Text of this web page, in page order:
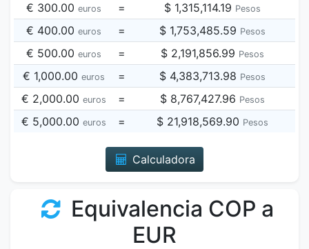
€ 300.00 euros = $ 1,315,114.19 Pesos
€ 400.00 euros = $ 1,753,485.59 Pesos
€ 500.00 euros = $ 2,191,856.99 Pesos
€ 1,000.00 euros = $ 4,383,713.98 Pesos
€ 2,000.00 euros = $ 8,767,427.96 Pesos
€ 5,000.00 euros = $ 21,918,569.90 Pesos
Calculadora
Equivalencia COP a
EUR